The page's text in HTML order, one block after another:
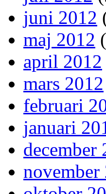
juni 2012
maj 2012
april 2012
mars 2012
februari
januari
december
november